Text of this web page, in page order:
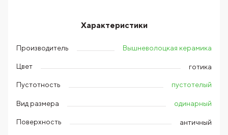
Характеристики
Производитель Вышневолоцкая керамика
Цвет готика
Пустотность пустотелый
Вид размера одинарный
Поверхность античный